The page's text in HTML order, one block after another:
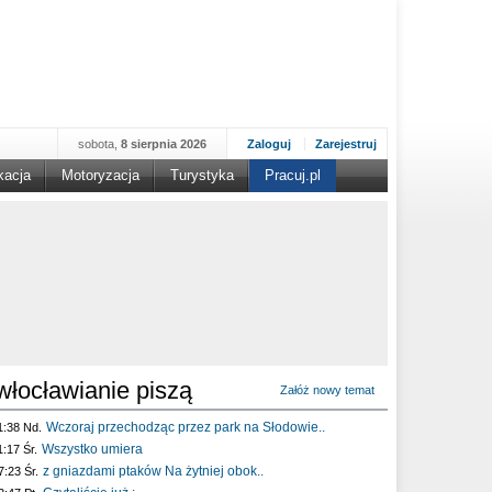
Zaloguj Zarejestruj
sobota, 8 sierpnia 2026
Motoryzacja Turystyka Pracuj.pl
piszą Załóż nowy temat
Nd. Wczoraj przechodząc przez park na Słodowie..
Śr. Wszystko umiera
Śr. z gniazdami ptaków Na żytniej obok..